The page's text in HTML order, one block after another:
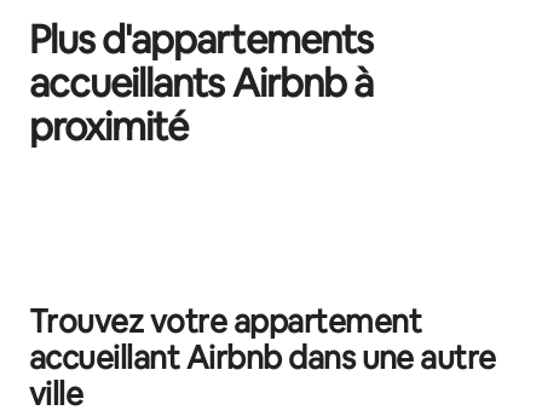
Plus d'appartements
accueillants Airbnb à
proximité
Trouvez votre appartement
accueillant Airbnb dans une autre
ville